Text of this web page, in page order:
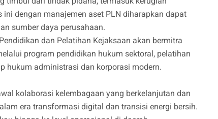
dengan manajemen aset PLN diharapkan dapat
sumber daya perusahaan.
dan Pelatihan Kejaksaan akan bermitra
program pendidikan hukum sektoral, pelatihan
hukum administrasi dan korporasi modern.
kolaborasi kelembagaan yang berkelanjutan dan
era transformasi digital dan transisi energi bersih.